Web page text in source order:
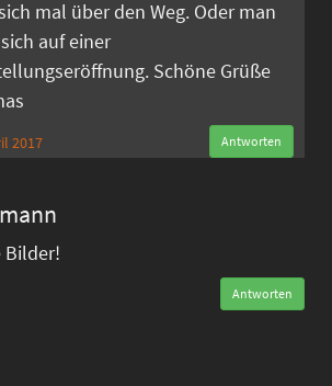
mal über den Weg. Oder man
auf einer
Schöne Grüße
2017 Antworten
Bilder!
Antworten